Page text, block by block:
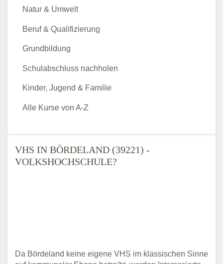
VHS IN BÖRDELAND (39221) -
VOLKSHOCHSCHULE?
Da Bördeland keine eigene VHS im klassischen Sinne
Natur & Umwelt
Beruf & Qualifizierung
Grundbildung
Schulabschluss nachholen
Kinder, Jugend & Familie
Alle Kurse von A-Z